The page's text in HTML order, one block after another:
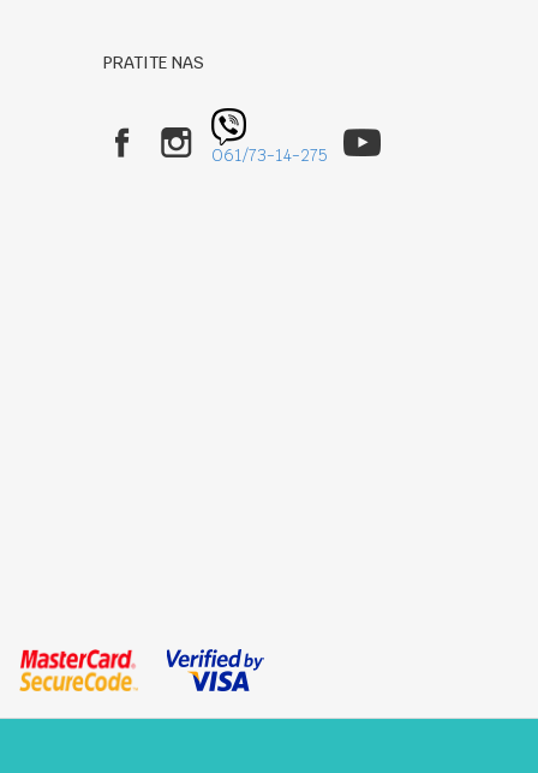
PRATITE NAS
061/73-14-275